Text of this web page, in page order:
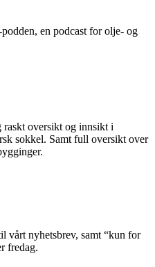
en podcast for olje- og
raskt oversikt og innsikt i
sokkel. Samt full oversikt over
vårt nyhetsbrev, samt “kun for
fredag.